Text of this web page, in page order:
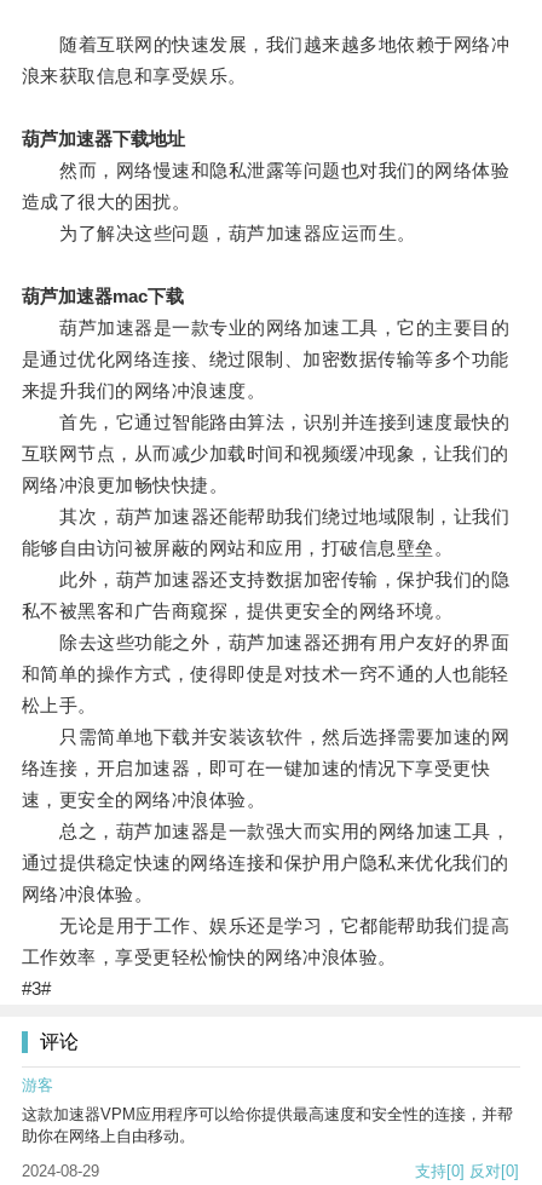
随着互联网的快速发展，我们越来越多地依赖于网络冲
浪来获取信息和享受娱乐。
葫芦加速器下载地址
然而，网络慢速和隐私泄露等问题也对我们的网络体验
造成了很大的困扰。
为了解决这些问题，葫芦加速器应运而生。
葫芦加速器mac下载
葫芦加速器是一款专业的网络加速工具，它的主要目的
是通过优化网络连接、绕过限制、加密数据传输等多个功能
来提升我们的网络冲浪速度。
首先，它通过智能路由算法，识别并连接到速度最快的
互联网节点，从而减少加载时间和视频缓冲现象，让我们的
网络冲浪更加畅快快捷。
其次，葫芦加速器还能帮助我们绕过地域限制，让我们
能够自由访问被屏蔽的网站和应用，打破信息壁垒。
此外，葫芦加速器还支持数据加密传输，保护我们的隐
私不被黑客和广告商窥探，提供更安全的网络环境。
除去这些功能之外，葫芦加速器还拥有用户友好的界面
和简单的操作方式，使得即使是对技术一窍不通的人也能轻
松上手。
只需简单地下载并安装该软件，然后选择需要加速的网
络连接，开启加速器，即可在一键加速的情况下享受更快
速，更安全的网络冲浪体验。
总之，葫芦加速器是一款强大而实用的网络加速工具，
通过提供稳定快速的网络连接和保护用户隐私来优化我们的
网络冲浪体验。
无论是用于工作、娱乐还是学习，它都能帮助我们提高
工作效率，享受更轻松愉快的网络冲浪体验。
#3#
评论
游客
这款加速器VPM应用程序可以给你提供最高速度和安全性的连接，并帮
助你在网络上自由移动。
2024-08-29
支持[0] 反对[0]